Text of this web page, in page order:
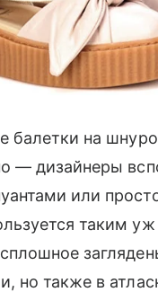
балетки на
— дизайнеры
или
таким
но также в